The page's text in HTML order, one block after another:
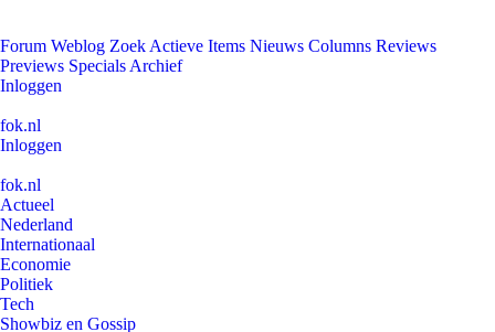
Forum Weblog Zoek Actieve Items Nieuws Columns Reviews
Previews Specials Archief
Inloggen
fok.nl
Inloggen
fok.nl
Actueel
Nederland
Internationaal
Economie
Politiek
Tech
Showbiz en Gossip